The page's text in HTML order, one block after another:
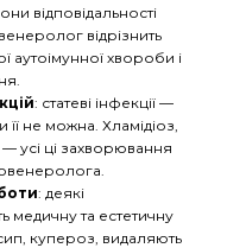
відповідальності
відрізнить
аутоімунної хвороби і
: статеві інфекції —
її не можна. Хламідіоз,
усі ці захворювання
: деякі
та естетичну
купероз, видаляють